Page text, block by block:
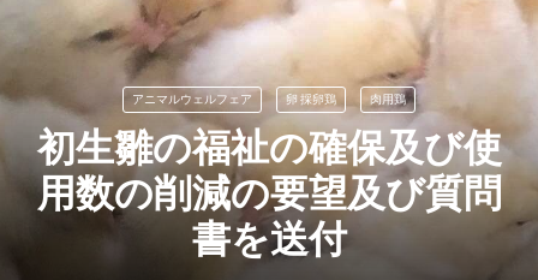
アニマルウェルフェア 卵 採卵鶏 肉用鶏
初生雛の福祉の確保及び使
用数の削減の要望及び質問
書を送付